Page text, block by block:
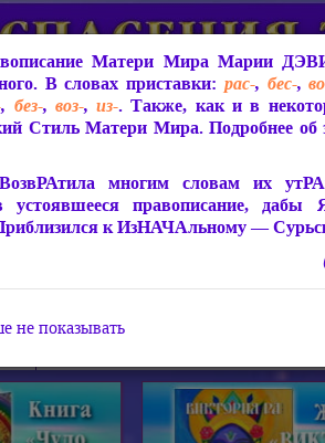
Матери Мира
Матери Мира Марии
В словах приставки: рас-, бес-,
, без-, воз-,из-. Также, как и в
Стиль Матери Мира. Подробнее об
многим словам их
устоявшееся правописание,
к ИзНАЧАльному —
не показывать